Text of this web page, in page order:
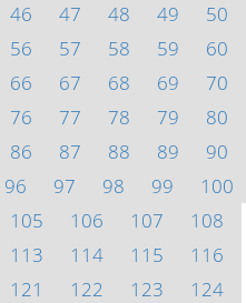
46 47 48 49
50
56 57 58 59
60
66 67 68 69
70
76 77 78 79
80
86 87 88 89
90
96 97 98 99
100
105 106 107
108
113 114 115
116
121 122 123
124